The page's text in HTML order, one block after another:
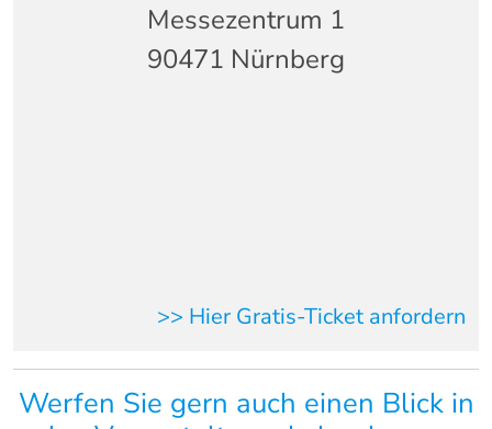
Messezentrum 1
90471 Nürnberg
>> Hier Gratis-Ticket anfordern
Werfen Sie gern auch einen Blick in